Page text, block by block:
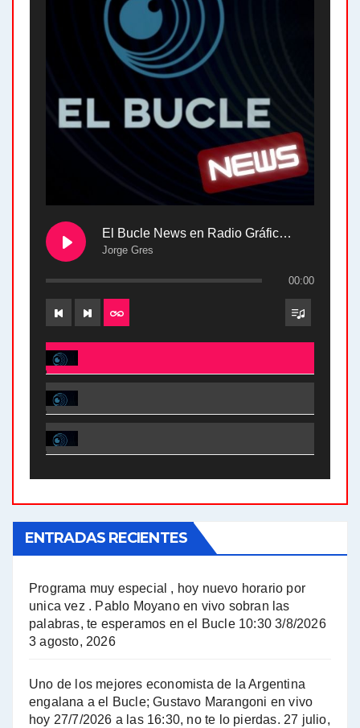
El Bucle News en Radio Gráfica. Bloque 2 . 28.04.24
Jorge Gres
00:00
El Bucle News en Radio Gráfica. Bloque 2 . 28.04.24 - Jorge Gres
El Bucle News en Radio Gráfica. Bloque 1 . 28.04.24 - Jorge Gres
El Bucle News en Radio Gráfica. Bloque 2 . 21.04.24 - Jorge Gres
A mayor poder al empresariado le cuesta encontrar resistencia - Jose Urtubey con Jorge Gres
Hugo Yasky : Día de la Militancia - Hugo Yasky con Jorge Gres
ENTRADAS RECIENTES
Programa muy especial , hoy nuevo horario por
unica vez . Pablo Moyano en vivo sobran las
palabras, te esperamos en el Bucle 10:30 3/8/2026
3 agosto, 2026
Uno de los mejores economista de la Argentina
engalana a el Bucle; Gustavo Marangoni en vivo
hoy 27/7/2026 a las 16:30, no te lo pierdas. 27 julio,